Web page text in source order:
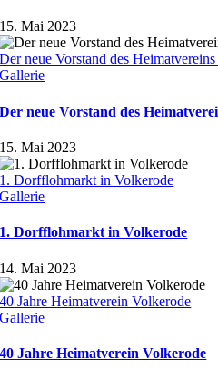
15. Mai 2023
Der neue Vorstand des
Gallerie
Der neue Vorstand des
15. Mai 2023
1. Dorfflohmarkt in Volkerode
Gallerie
1. Dorfflohmarkt in Volkerode
14. Mai 2023
40 Jahre Heimatverein Volkerode
Gallerie
40 Jahre Heimatverein Volkerode